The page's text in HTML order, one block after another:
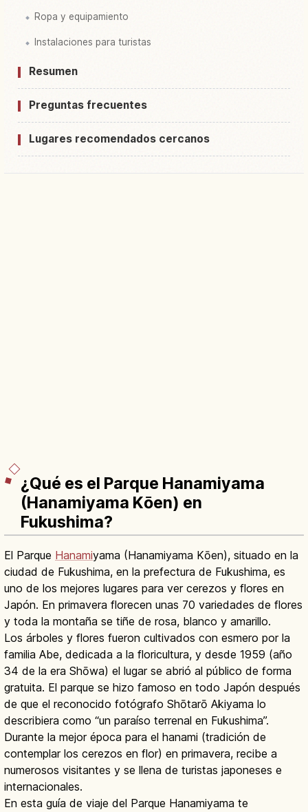
Ropa y equipamiento
Instalaciones para turistas
Resumen
Preguntas frecuentes
Lugares recomendados cercanos
¿Qué es el Parque Hanamiyama
(Hanamiyama Kōen) en
Fukushima?
El Parque Hanamiyama (Hanamiyama Kōen), situado en la
ciudad de Fukushima, en la prefectura de Fukushima, es
uno de los mejores lugares para ver cerezos y flores en
Japón. En primavera florecen unas 70 variedades de flores
y toda la montaña se tiñe de rosa, blanco y amarillo.
Los árboles y flores fueron cultivados con esmero por la
familia Abe, dedicada a la floricultura, y desde 1959 (año
34 de la era Shōwa) el lugar se abrió al público de forma
gratuita. El parque se hizo famoso en todo Japón después
de que el reconocido fotógrafo Shōtarō Akiyama lo
describiera como “un paraíso terrenal en Fukushima”.
Durante la mejor época para el hanami (tradición de
contemplar los cerezos en flor) en primavera, recibe a
numerosos visitantes y se llena de turistas japoneses e
internacionales.
En esta guía de viaje del Parque Hanamiyama te